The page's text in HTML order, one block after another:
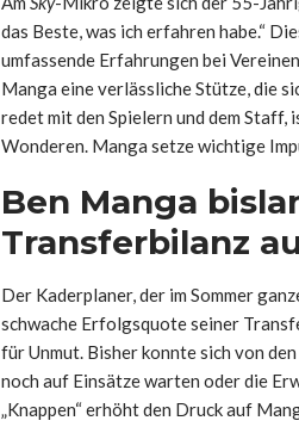
das Beste, was ich erfahren habe.“
umfassende Erfahrungen bei
Manga eine verlässliche Stütze, die
redet mit den Spielern und dem Staff,
Wonderen. Manga setze wichtige
Ben Manga
Transferbilanz
Der Kaderplaner, der im Sommer
schwache Erfolgsquote seiner
für Unmut. Bisher konnte sich von
noch auf Einsätze warten oder die
„Knappen“ erhöht den Druck auf